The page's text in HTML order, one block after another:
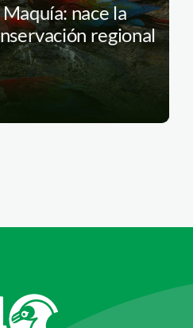
nace la
regional